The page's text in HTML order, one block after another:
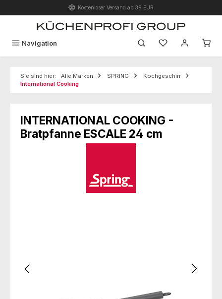
Zum Hauptinhalt springenKostenloser Versand ab 39 EUR
Navigation Du hast 0
Sie sind hier: Alle Marken SPRING
Kochgeschirr
International Cooking
INTERNATIONAL COOKING -
Bratpfanne ESCALE 24 cm